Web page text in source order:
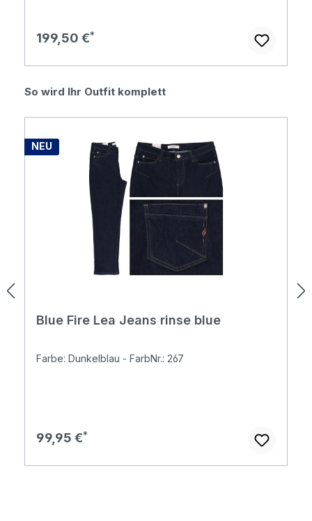
Regulärer Preis:
199,50 €
Produktgalerie überspringen
So wird Ihr Outfit komplett
NEU
Blue Fire Lea Jeans rinse blue
Farbe: Dunkelblau - FarbNr.: 267
Regulärer Preis:
99,95 €